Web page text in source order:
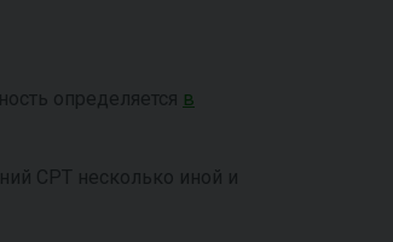
определяется в
СРТ несколько иной и